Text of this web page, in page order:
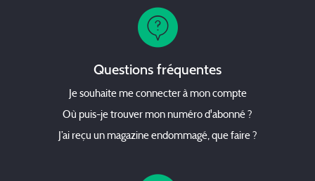
Questions fréquentes
Je souhaite me connecter à mon compte
Où puis-je trouver mon numéro d'abonné ?
J’ai reçu un magazine endommagé, que faire ?